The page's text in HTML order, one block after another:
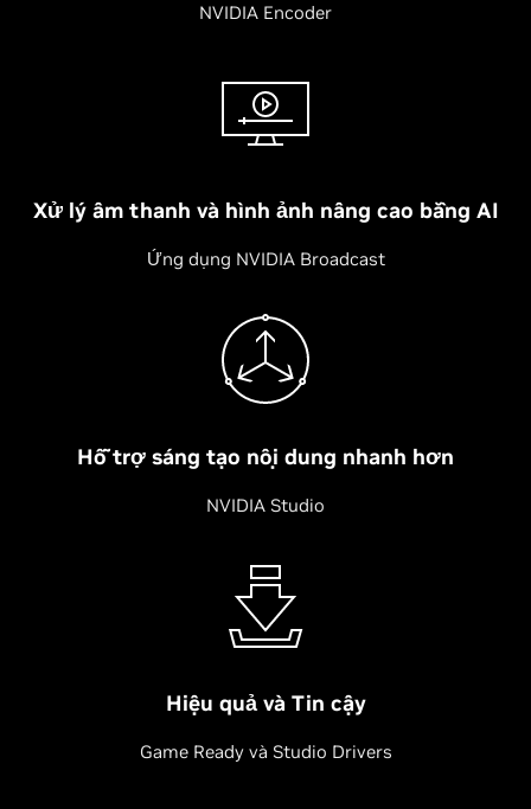
NVIDIA Encoder
Xử lý âm thanh và hình ảnh nâng cao bằng AI
Ứng dụng NVIDIA Broadcast
Hỗ trợ sáng tạo nội dung nhanh hơn
NVIDIA Studio
Hiệu quả và Tin cậy
Game Ready và Studio Drivers